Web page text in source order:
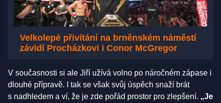
Velkolepé přivítání na brněnském náměstí
závidí Procházkovi i Conor McGregor
V současnosti si ale Jiří užívá volno po náročném zápase i
dlouhé přípravě. I tak se však svůj úspěch snaží brát
s nadhledem a ví, že je zde pořád prostor pro zlepšení. „Je